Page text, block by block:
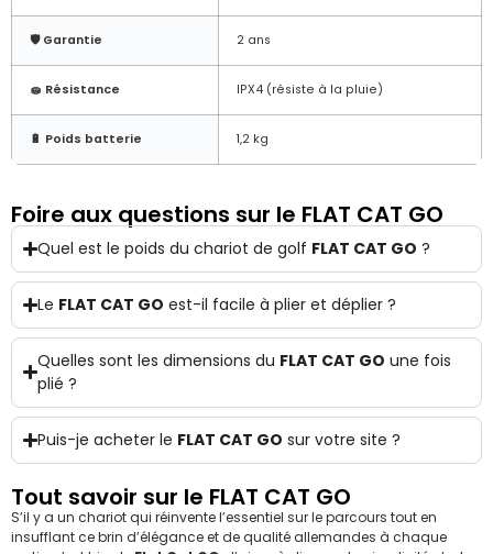
🛡️ Garantie 2 ans
🧽 Résistance IPX4 (résiste à la pluie)
🔋 Poids batterie 1,2 kg
Foire aux questions sur le FLAT CAT GO
Quel est le poids du chariot de golf FLAT CAT GO ?
Le FLAT CAT GO est-il facile à plier et déplier ?
Quelles sont les dimensions du FLAT CAT GO une fois
plié ?
Puis-je acheter le FLAT CAT GO sur votre site ?
Tout savoir sur le FLAT CAT GO
S’il y a un chariot qui réinvente l’essentiel sur le parcours tout en
insufflant ce brin d’élégance et de qualité allemandes à chaque